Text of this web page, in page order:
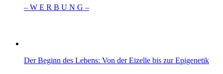
– W Ε R Β U Ν G –
Der Beginn des Lebens: Von der Eizelle bis zur Epigenetik